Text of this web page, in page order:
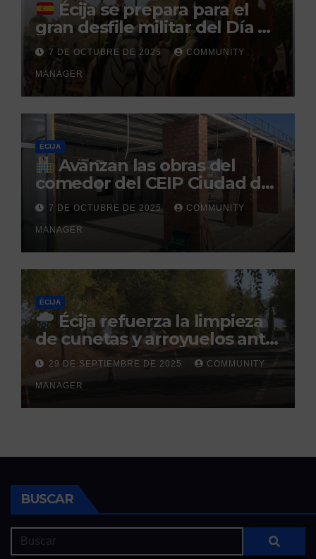
Écija se prepara para el
gran desfile militar del Día de
la Hispanidad organizado por
el Centro Militar de Cría
Caballar
7 DE OCTUBRE DE 2025 COMMUNITY
MANAGER
ÉCIJA
Avanzan las obras del
comedor del CEIP Ciudad del
Sol: su finalización está
prevista para finales de 2025
7 DE OCTUBRE DE 2025 COMMUNITY
MANAGER
ÉCIJA
Écija refuerza la limpieza
de cunetas y arroyuelos ante
la llegada de las lluvias
otoñales
29 DE SEPTIEMBRE DE 2025 COMMUNITY
MANAGER
BUSCAR